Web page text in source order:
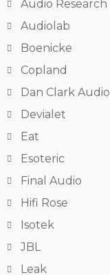
Audio Research
Audiolab
Boenicke
Copland
Dan Clark Audio
Devialet
Eat
Esoteric
Final Audio
Hifi Rose
Isotek
JBL
Leak